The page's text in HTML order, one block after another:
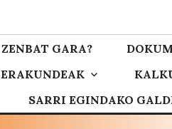
ZENBAT GARA?
ERAKUNDEAK
SARRI EGINDAKO